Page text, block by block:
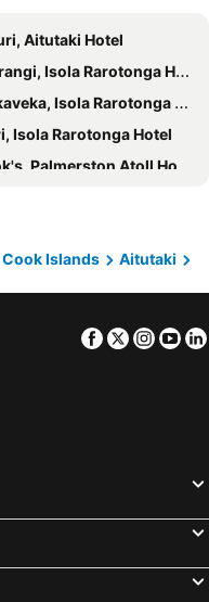
Aitutaki Hotel
Isola Rarotonga Hotel
Isola Rarotonga Hotel
Isola Rarotonga Hotel
Palmerston Atoll Hotel
Cook Islands
Aitutaki
Facebook
Twitter